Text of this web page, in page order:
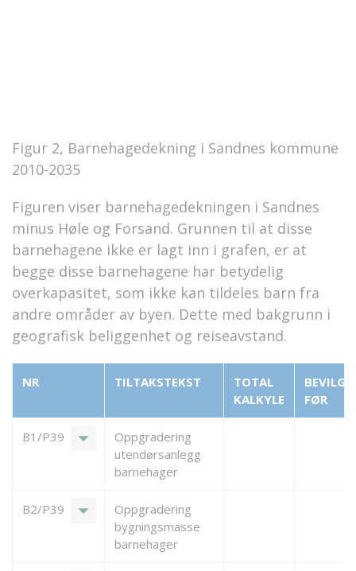
Figur 2, Barnehagedekning i Sandnes kommune
2010-2035
Figuren viser barnehagedekningen i Sandnes
minus Høle og Forsand. Grunnen til at disse
barnehagene ikke er lagt inn i grafen, er at
begge disse barnehagene har betydelig
overkapasitet, som ikke kan tildeles barn fra
andre områder av byen. Dette med bakgrunn i
geografisk beliggenhet og reiseavstand.
NR TILTAKSTEKST
TOTAL
KALKYLE
FØR
B1/P39 arrow_drop_down
Oppgradering
utendørsanlegg
barnehager
B2/P39 arrow_drop_down
Oppgradering
bygningsmasse
barnehager